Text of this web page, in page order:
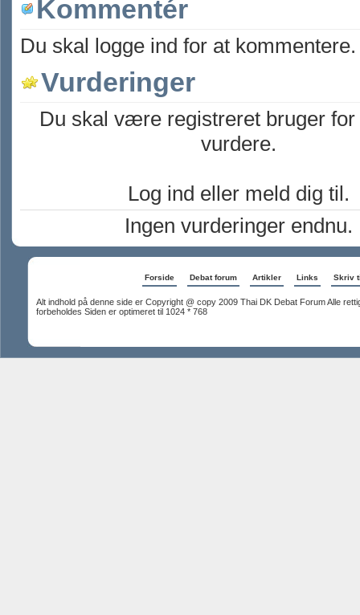
Kommentér
Du skal logge ind for at kommentere.
Vurderinger
Du skal være registreret bruger for
vurdere.
Log ind eller meld dig til.
Ingen vurderinger endnu.
Forside Debat forum Artikler Links Skriv
Alt indhold på denne side er Copyright @ copy 2009 Thai DK Debat Forum Alle
forbeholdes Siden er optimeret til 1024 * 768